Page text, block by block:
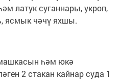
латук суганнары, укроп,
ясмык чәчү яхшы.
һәм юкә
2 стакан кайнар суда 1